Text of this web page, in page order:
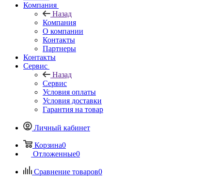
Компания
Назад
Компания
О компании
Контакты
Партнеры
Контакты
Сервис
Назад
Сервис
Условия оплаты
Условия доставки
Гарантия на товар
Личный кабинет
Корзина0
Отложенные0
Сравнение товаров0